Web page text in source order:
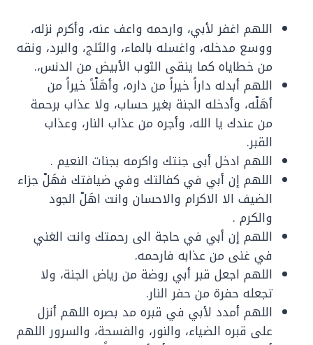
اللهم اغفر لأبي، وارحمه واعف عنه، وأكرم نزله،
ووسع مدخله، واغسله بالماء، والثلج، والبرد، ونقه
من خطاياه كما ينقى الثوب الأبيض من الدنس،.
اللهم أبدله داراً خيراً من داره، وأهَلْاً خيراً من
أهَلْه، وأدخله الجنة بغير حساب، ولا عذاب برحمة
من عندك يا الله، وأجره من عذاب النار، وعذاب
القبر.
اللهم ادخل أبى جنتك واكرمه بجنات النعيم .
اللهم إن أبي في كفالتك وفي ضيافتك فهَلْ جزاء
الضيف الا الاكرام والاحسان وانت اهَلْ الجود
والكرم .
اللهم إن أبي في حاجة الى رحمتك وانت الغني
في غنى من عذابه فارحمه.
اللهم اجعل قبر أبي روضة من رياض الجنة، ولا
تجعله حفرة من حفر النار.
اللهم أمدد لأبي في قبره مد بصره اللهم أنزل
على قبره الضياء، والنور، والفسحة، والسرور اللهم